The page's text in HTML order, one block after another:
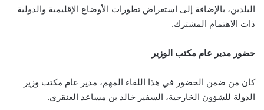
البلدين، بالإضافة إلى استعراض تطورات الأوضاع الإقليمية والدولية
ذات الاهتمام المشترك.
حضور مدير عام مكتب الوزير
كان من ضمن الحضور في هذا اللقاء المهم، مدير عام مكتب وزير
الدولة للشؤون الخارجية، السفير خالد بن مساعد العنقري.